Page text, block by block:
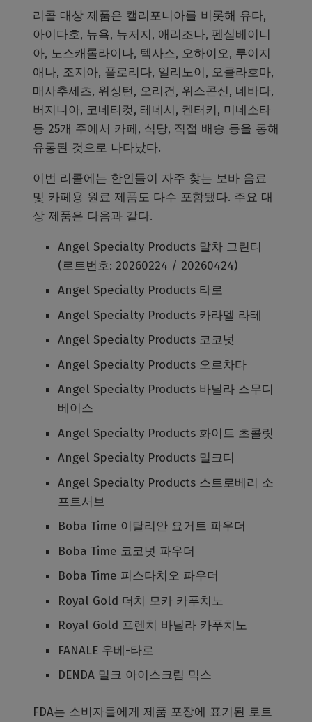
리콜 대상 제품은 캘리포니아를 비롯해 유타,
아이다호, 뉴욕, 뉴저지, 애리조나, 펜실베이니
아, 노스캐롤라이나, 텍사스, 오하이오, 루이지
애나, 조지아, 플로리다, 일리노이, 오클라호마,
매사추세츠, 워싱턴, 오리건, 위스콘신, 네바다,
버지니아, 코네티컷, 테네시, 켄터키, 미네소타
등 25개 주에서 카페, 식당, 직접 배송 등을 통해
유통된 것으로 나타났다.
이번 리콜에는 한인들이 자주 찾는 보바 음료
및 카페용 원료 제품도 다수 포함됐다. 주요 대
상 제품은 다음과 같다.
Angel Specialty Products 말차 그린티
(로트번호: 20260224 / 20260424)
Angel Specialty Products 타로
Angel Specialty Products 카라멜 라테
Angel Specialty Products 코코넛
Angel Specialty Products 오르차타
Angel Specialty Products 바닐라 스무디
베이스
Angel Specialty Products 화이트 초콜릿
Angel Specialty Products 밀크티
Angel Specialty Products 스트로베리 소
프트서브
Boba Time 이탈리안 요거트 파우더
Boba Time 코코넛 파우더
Boba Time 피스타치오 파우더
Royal Gold 더치 모카 카푸치노
Royal Gold 프렌치 바닐라 카푸치노
FANALE 우베-타로
DENDA 밀크 아이스크림 믹스
FDA는 소비자들에게 제품 포장에 표기된 로트